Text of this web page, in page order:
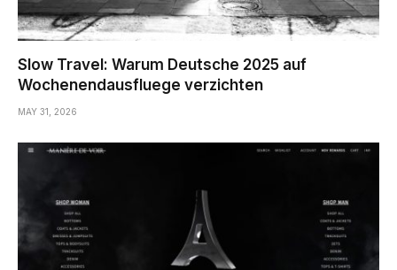
Slow Travel: Warum Deutsche 2025 auf
Wochenendausfluege verzichten
MAY 31, 2026